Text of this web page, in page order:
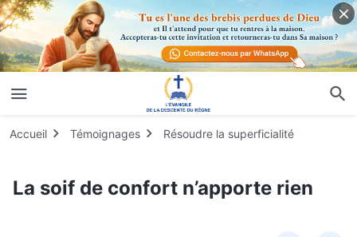
Accueil Témoignages Résoudre la superficialité
La soif de confort n’apporte rien